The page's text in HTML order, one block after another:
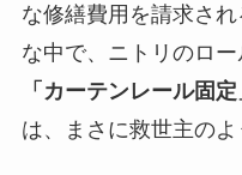
な修繕費用を請求さ
な中で、ニトリのロ
「カーテンレール固
は、まさに救世主のよ